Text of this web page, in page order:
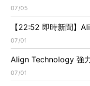
Eli Lilly的最新進展引發
07/05
【22:52 即時新聞】
大漲逾5%／EU 調查
有限
07/01
Align Technology 強
盟反壟斷調查
07/01